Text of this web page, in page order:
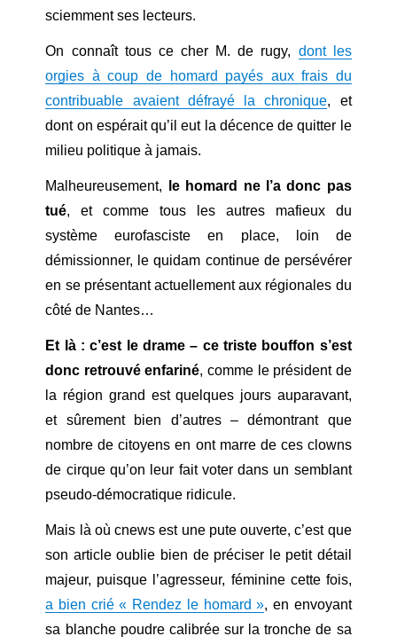
sciemment ses lecteurs.
On connaît tous ce cher M. de rugy, dont les
orgies à coup de homard payés aux frais du
contribuable avaient défrayé la chronique, et
dont on espérait qu’il eut la décence de quitter le
milieu politique à jamais.
Malheureusement,
le homard ne l’a donc pas
tué, et comme tous les autres mafieux du
système eurofasciste en place, loin de
démissionner, le quidam continue de persévérer
en se présentant actuellement aux régionales du
côté de Nantes…
Et là : c’est le drame – ce triste bouffon s’est
donc retrouvé enfariné, comme le président de
la région grand est quelques jours auparavant,
et sûrement bien d’autres – démontrant que
nombre de citoyens en ont marre de ces clowns
de cirque qu’on leur fait voter dans un semblant
pseudo-démocratique ridicule.
Mais là où cnews est une pute ouverte, c’est que
son article oublie bien de préciser le petit détail
majeur, puisque l’agresseur, féminine cette fois,
a bien crié « Rendez le homard », en envoyant
sa blanche poudre calibrée sur la tronche de sa